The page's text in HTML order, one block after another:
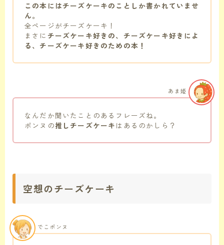
この本にはチーズケーキのことしか書かれていませ
ん。
全ページがチーズケーキ！
まさに チーズケーキ好きの、チーズケーキ好きによ
る、チーズケーキ好きのための本！
なんだか聞いたことのあるフレーズね。
ポンヌの推しチーズケーキ はあるのかしら？
あま姫
空想のチーズケーキ
でこポンヌ